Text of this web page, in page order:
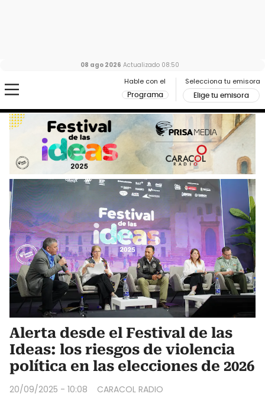
Hable con el
Programa
Selecciona tu emisora
Elige tu emisora
08 ago 2026 Actualizado 08:50
Alerta desde el Festival de las
Ideas: los riesgos de violencia
política en las elecciones de 2026
20/09/2025 - 10:08 CARACOL RADIO